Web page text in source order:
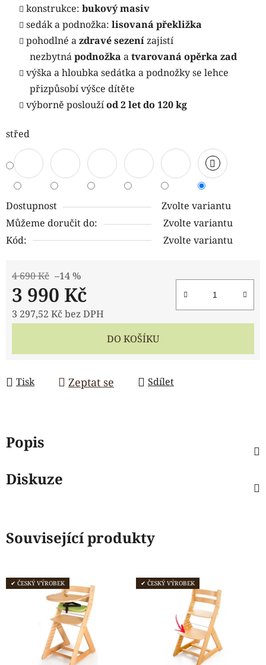
konstrukce: bukový masiv
sedák a podnožka: lisovaná překližka
pohodlné azdravé sezenízajistí
nezbytnápodnožka atvarovaná opěrka zad
výška a hloubka sedátka a podnožky se lehce
přizpůsobí výšce dítěte
výborně posloužíod 2 let do 120 kg
střed
Dostupnost
Zvolte variantu
Můžeme doručit do:
Zvolte variantu
Kód:
Zvolte variantu
4 690 Kč –14 %
3 990 Kč
3 297,52 Kč bez DPH
DO KOŠÍKU
Tisk Zeptat se Sdílet
Popis
Diskuze
Související produkty
✔ ČESKÝ VÝROBEK ✔ ČESKÝ VÝROBEK